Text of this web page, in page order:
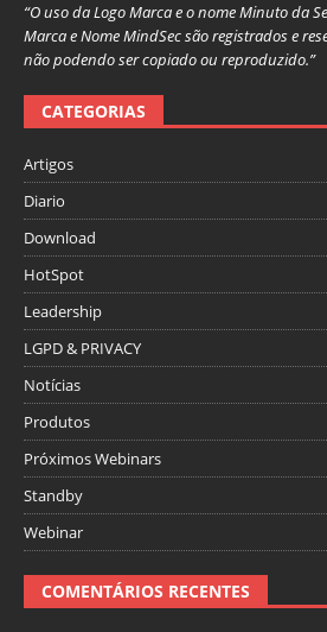
“O uso da Logo Marca e o nome Minuto da
Marca e Nome MindSec são registrados e
não podendo ser copiado ou reproduzido.”
CATEGORIAS
Artigos
Diario
Download
HotSpot
Leadership
LGPD & PRIVACY
Notícias
Produtos
Próximos Webinars
Standby
Webinar
COMENTÁRIOS RECENTES